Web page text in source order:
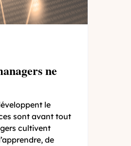
ne
le
sont avant tout
cultivent
de